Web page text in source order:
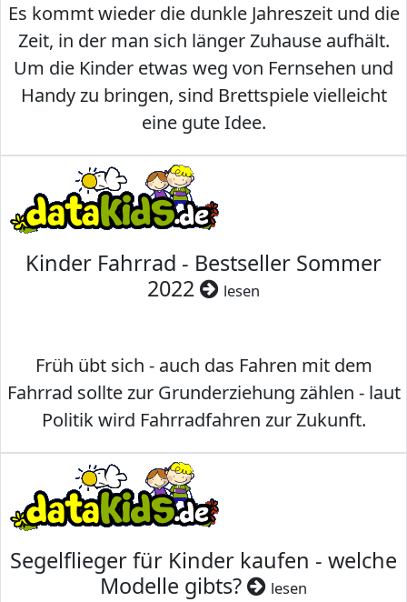
Es kommt wieder die dunkle Jahreszeit und die
Zeit, in der man sich länger Zuhause aufhält.
Um die Kinder etwas weg von Fernsehen und
Handy zu bringen, sind Brettspiele vielleicht
eine gute Idee.
Kinder Fahrrad - Bestseller Sommer
2022
lesen
Früh übt sich - auch das Fahren mit dem
Fahrrad sollte zur Grunderziehung zählen - laut
Politik wird Fahrradfahren zur Zukunft.
Segelflieger für Kinder kaufen - welche
Modelle gibts?
lesen